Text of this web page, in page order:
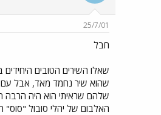
25/7/01
חבל
שאלו השירים הטובים
שהוא שיר נחמד מאד, אבל עם
שלהם שראיתי הוא היה הרבה
האלבום של יהלי סובול "סוס"